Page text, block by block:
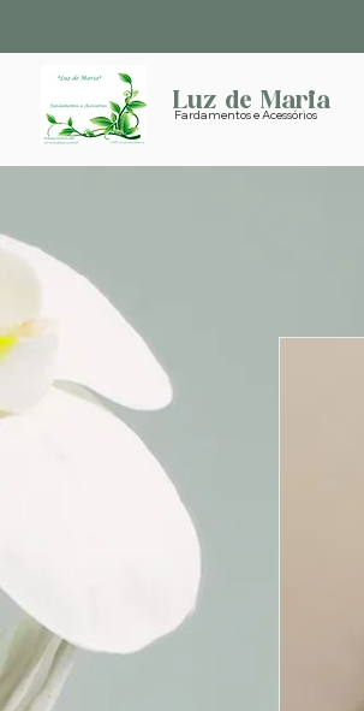
Luz de Maria
Fardamentos e Acessórios